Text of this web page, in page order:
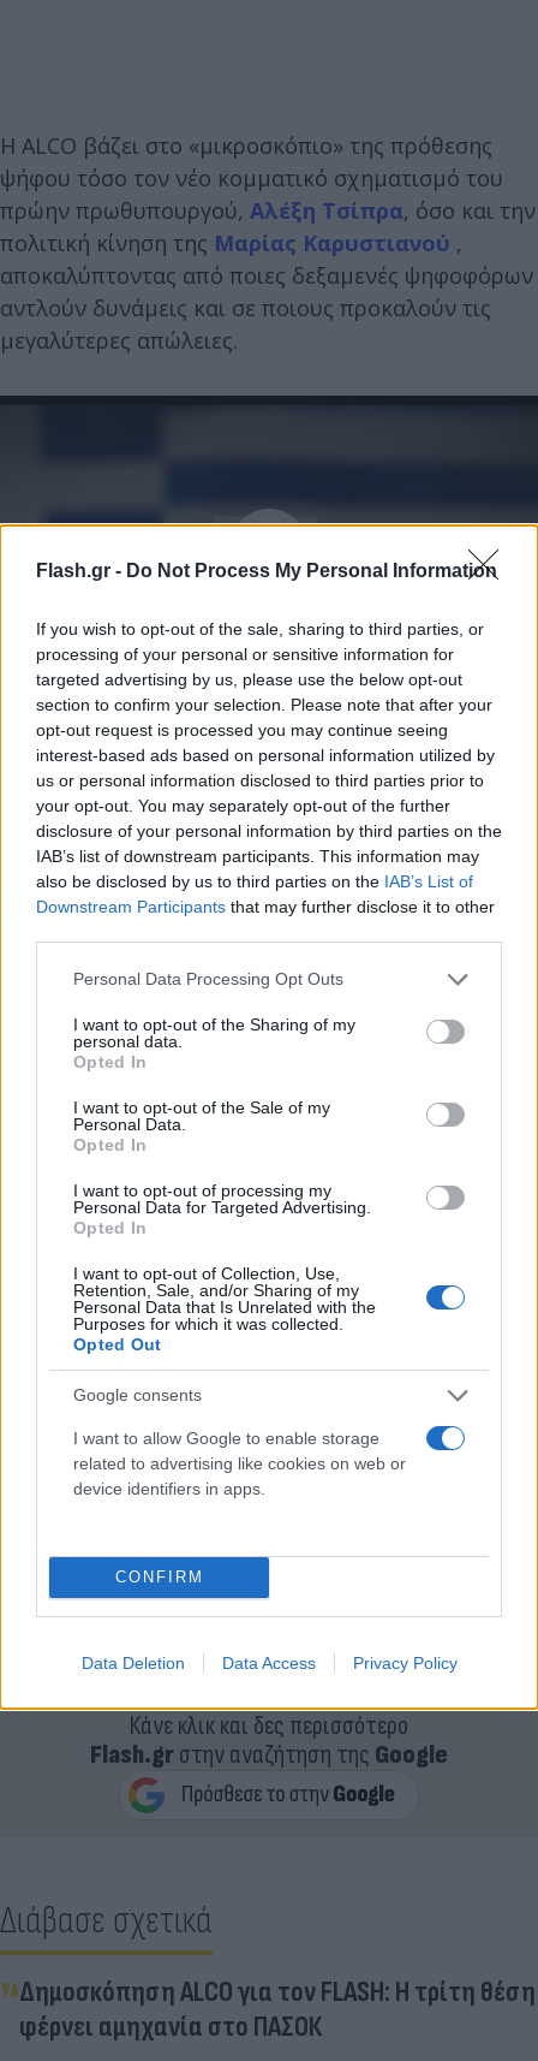
Flash.gr - Do Not Process My Personal Information
If you wish to opt-out of the sale, sharing to third parties, or
processing of your personal or sensitive information for
targeted advertising by us, please use the below opt-out
section to confirm your selection. Please note that after your
opt-out request is processed you may continue seeing
interest-based ads based on personal information utilized by
us or personal information disclosed to third parties prior to
your opt-out. You may separately opt-out of the further
disclosure of your personal information by third parties on the
IAB’s list of downstream participants. This information may
also be disclosed by us to third parties on the IAB’s List of
Downstream Participants that may further disclose it to other
Please note that this website/app uses one or more Google
not limited to your visit or usage behaviour. You may click to
grant or deny consent to Google and its third-party tags to
use your data for below specified purposes in below Google
consent section.
Personal Data Processing Opt Outs
I want to opt-out of the Sharing of my
personal data.
Opted In
I want to opt-out of the Sale of my
Personal Data.
Opted In
I want to opt-out of processing my
Personal Data for Targeted Advertising.
Opted In
I want to opt-out of Collection, Use,
Retention, Sale, and/or Sharing of my
Personal Data that Is Unrelated with the
Purposes for which it was collected.
Opted Out
Google consents
I want to allow Google to enable storage
related to advertising like cookies on web or
device identifiers in apps.
CONFIRM
Data Deletion Data Access Privacy Policy
Η ALCO βάζει στο «μικροσκόπιο» της πρόθεσης
ψήφου τόσο τον νέο κομματικό σχηματισμό του
πρώην πρωθυπουργού, Αλέξη Τσίπρα, όσο και την
πολιτική κίνηση της Μαρίας Καρυστιανού ,
αποκαλύπτοντας από ποιες δεξαμενές ψηφοφόρων
αντλούν δυνάμεις και σε ποιους προκαλούν τις
μεγαλύτερες απώλειες.
Τη συνολική εικόνα και τα πολιτικά συμπεράσματα
παρουσιάζει οΣπύρος Μουρελάτος.Την
επιστημονική ανάλυση και την ερμηνεία των
ευρημάτων κάνει ο Διευθύνων Σύμβουλος της
ALCO, Κώστας Παναγόπουλος.
Κάνε κλικ και δες περισσότερο
Flash.grστην αναζήτηση της Google
Διάβασε σχετικά
Δημοσκόπηση ALCO για τον FLASH: Η τρίτη θέση
φέρνει αμηχανία στο ΠΑΣΟΚ